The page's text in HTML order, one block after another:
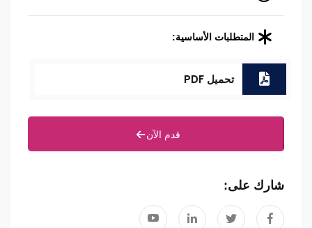
المتطلبات الأساسية:
تحميل PDF
قدم الآن
شارك على: